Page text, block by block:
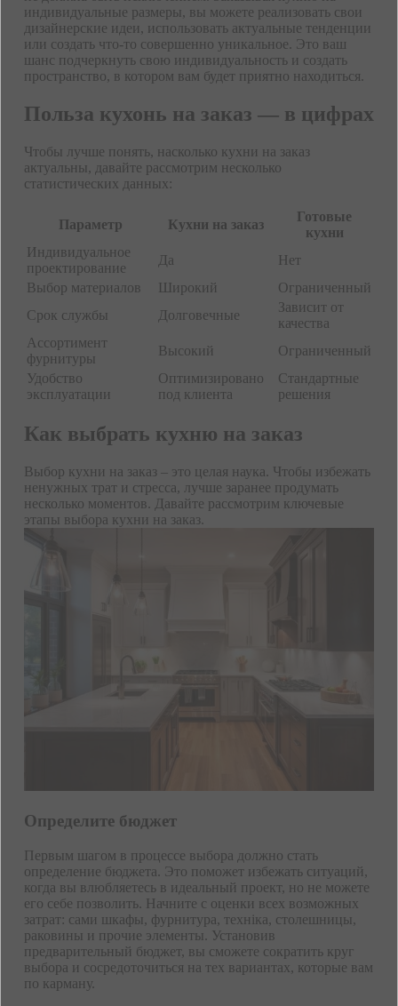
индивидуальные размеры, вы можете реализовать свои
дизайнерские идеи, использовать актуальные тенденции
или создать что-то совершенно уникальное. Это ваш
шанс подчеркнуть свою индивидуальность и создать
пространство, в котором вам будет приятно находиться.
Польза кухонь на заказ — в цифрах
Чтобы лучше понять, насколько кухни на заказ
актуальны, давайте рассмотрим несколько
статистических данных:
Параметр Кухни на заказ
Готовые
кухни
Индивидуальное
проектирование
Да
Нет
Выбор материалов
Широкий
Ограниченный
Срок службы
Долговечные
Зависит от
качества
Ассортимент
фурнитуры
Высокий
Ограниченный
Удобство
эксплуатации
Оптимизировано
под клиента
Стандартные
решения
Как выбрать кухню на заказ
Выбор кухни на заказ – это целая наука. Чтобы избежать
ненужных трат и стресса, лучше заранее продумать
несколько моментов. Давайте рассмотрим ключевые
этапы выбора кухни на заказ.
Определите бюджет
Первым шагом в процессе выбора должно стать
определение бюджета. Это поможет избежать ситуаций,
когда вы влюбляетесь в идеальный проект, но не можете
его себе позволить. Начните с оценки всех возможных
затрат: сами шкафы, фурнитура, техніка, столешницы,
раковины и прочие элементы. Установив
предварительный бюджет, вы сможете сократить круг
выбора и сосредоточиться на тех вариантах, которые вам
по карману.